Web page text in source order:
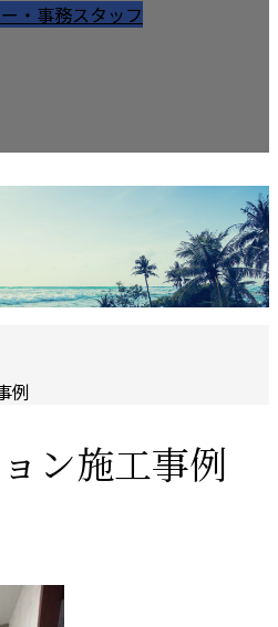
・事務スタッフ
例
ン施工事例